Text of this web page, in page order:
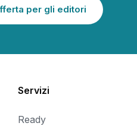
per gli editori
Servizi
Ready